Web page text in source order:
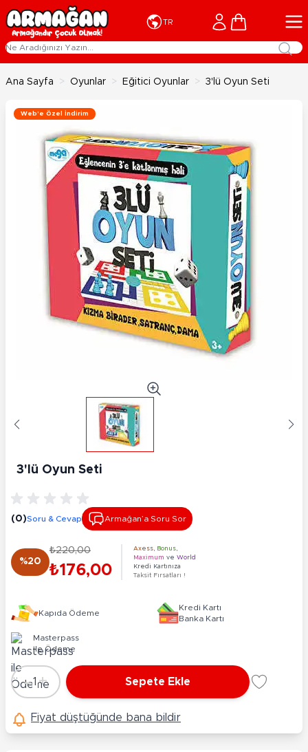
İçeriğe geç
TR Cart
Ana Sayfa > Oyunlar > Eğitici Oyunlar > 3'lü Oyun Seti
Web'e Özel İndirim
3'lü Oyun Seti
(0)Soru & Cevap Armağan’a Soru Sor
%20
₺220,00
₺176,00
Axess Bonus
Maximum ve World
Kredi Kartınıza
Taksit Fırsatları !
Kapıda Ödeme
Kredi Kartı
Banka Kartı
Masterpass
ile Ödeme
Adet
-1 + Sepete Ekle
Fiyat düştüğünde bana bildir